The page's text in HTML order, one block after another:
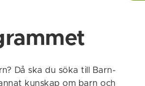
Då ska du söka till Barn-
kunskap om barn och